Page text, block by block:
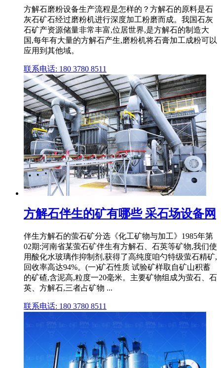
方解石磨粉设备生产流程是怎样的？方解石的原料是石
灰石矿石经过磨粉机进行深度加工粉磨而成。我国石灰
石矿产资源储量非常丰富,位居世界,是方解石的制造大
国,每年有大量的方解石产生,磨粉机将石膏加工成粉可以
应用到其他域。
联系电话: 180 3780 8511
方解石伴生的矿有哪些 采石场设备网
伴生方解石的萤石矿分选《化工矿物与加工》1985年第
02期:河南省某萤石矿伴生有方解石、石英等矿物,我们使
用酸化水玻璃作抑制剂,获得了高纯度咱勺特级萤石精矿,
回收率高达94%。(一)矿石性质 试验矿样取自矿山积蓄
的矿碴,含泥高,粒度一20毫米。主要矿物组成为萤石、石
英、方解石,三者占矿物 ...
联系电话: 180 3780 8511